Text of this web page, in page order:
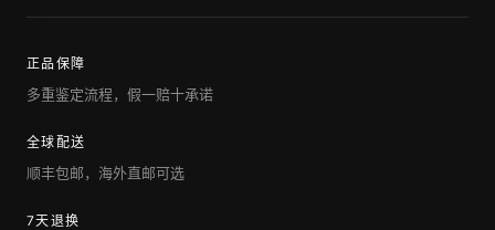
正品保障
多重鉴定流程，假一赔十承诺
全球配送
顺丰包邮，海外直邮可选
7天退换